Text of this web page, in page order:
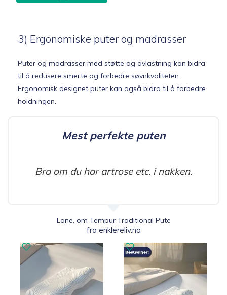
3) Ergonomiske puter og madrasser
Puter og madrasser med støtte og avlastning kan bidra
til å redusere smerte og forbedre søvnkvaliteten.
Ergonomisk designet puter kan også bidra til å forbedre
holdningen.
Mest perfekte puten
Bra om du har artrose etc. i nakken.
Lone, om Tempur Traditional Pute
fra enklereliv.no